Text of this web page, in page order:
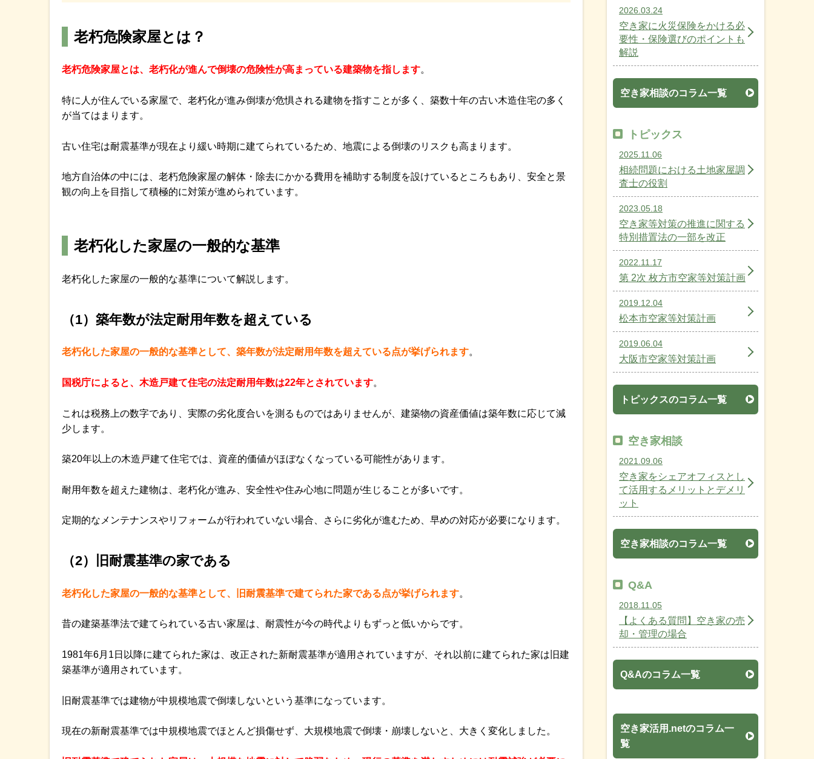
老朽危険家屋とは？
老朽危険家屋とは、老朽化が進んで倒壊の危険性が高まっている建築物を指します。
特に人が住んでいる家屋で、老朽化が進み倒壊が危惧される建物を指すことが多く、築数十年の古い木造住宅の多く
が当てはまります。
古い住宅は耐震基準が現在より緩い時期に建てられているため、地震による倒壊のリスクも高まります。
地方自治体の中には、老朽危険家屋の解体・除去にかかる費用を補助する制度を設けているところもあり、安全と景
観の向上を目指して積極的に対策が進められています。
老朽化した家屋の一般的な基準
老朽化した家屋の一般的な基準について解説します。
（1）築年数が法定耐用年数を超えている
老朽化した家屋の一般的な基準として、築年数が法定耐用年数を超えている点が挙げられます。
国税庁によると、木造戸建て住宅の法定耐用年数は22年とされています。
これは税務上の数字であり、実際の劣化度合いを測るものではありませんが、建築物の資産価値は築年数に応じて減
少します。
築20年以上の木造戸建て住宅では、資産的価値がほぼなくなっている可能性があります。
耐用年数を超えた建物は、老朽化が進み、安全性や住み心地に問題が生じることが多いです。
定期的なメンテナンスやリフォームが行われていない場合、さらに劣化が進むため、早めの対応が必要になります。
（2）旧耐震基準の家である
老朽化した家屋の一般的な基準として、旧耐震基準で建てられた家である点が挙げられます。
昔の建築基準法で建てられている古い家屋は、耐震性が今の時代よりもずっと低いからです。
1981年6月1日以降に建てられた家は、改正された新耐震基準が適用されていますが、それ以前に建てられた家は旧建
築基準が適用されています。
旧耐震基準では建物が中規模地震で倒壊しないという基準になっています。
現在の新耐震基準では中規模地震でほとんど損傷せず、大規模地震で倒壊・崩壊しないと、大きく変化しました。
2026.03.24
空き家に火災保険をかける必
要性・保険選びのポイントも
解説
空き家相談のコラム一覧
トピックス
2025.11.06
相続問題における土地家屋調
査士の役割
2023.05.18
空き家等対策の推進に関する
特別措置法の一部を改正
2022.11.17
第 2次 枚方市空家等対策計画
2019.12.04
松本市空家等対策計画
2019.06.04
大阪市空家等対策計画
トピックスのコラム一覧
空き家相談
2021.09.06
空き家をシェアオフィスとし
て活用するメリットとデメリ
ット
空き家相談のコラム一覧
Q&A
2018.11.05
【よくある質問】空き家の売
却・管理の場合
Q&Aのコラム一覧
空き家活用.netのコラム一
覧